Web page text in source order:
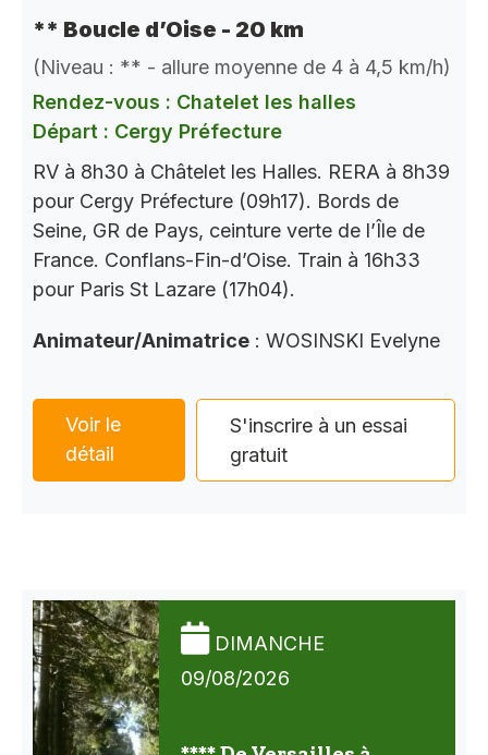
** Boucle d’Oise - 20 km
(Niveau : ** - allure moyenne de 4 à 4,5 km/h)
Rendez-vous : Chatelet les halles
Départ : Cergy Préfecture
RV à 8h30 à Châtelet les Halles. RERA à 8h39
pour Cergy Préfecture (09h17). Bords de
Seine, GR de Pays, ceinture verte de l’Île de
France. Conflans-Fin-d’Oise. Train à 16h33
pour Paris St Lazare (17h04).
Animateur/Animatrice : WOSINSKI Evelyne
Voir le
détail
S'inscrire à un essai
gratuit
DIMANCHE
09/08/2026